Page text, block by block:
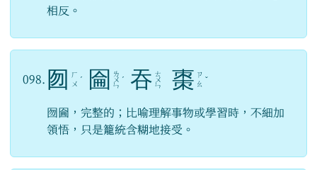
相反。
098. 囫
ㄏ
ㄨ ˊ 圇 ㄌ
ㄨ
ㄣ
ˊ 吞 ㄊ
ㄨ
ㄣ 棗 ㄗ
ㄠ ˇ
囫圇，完整的；比喻理解事物或學習時，不細加
領悟，只是籠統含糊地接受。